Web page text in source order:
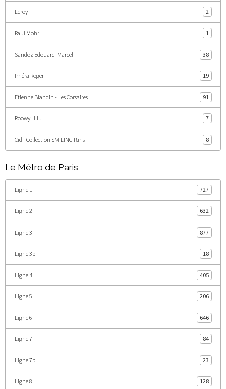
Leroy 2
Paul Mohr 1
Sandoz Edouard-Marcel 38
Irriéra Roger 19
Etienne Blandin - Les Corsaires 91
Roowy H.L. 7
Cid - Collection SMILING Paris 8
Le Métro de Paris
Ligne 1 727
Ligne 2 632
Ligne 3 877
Ligne 3b 18
Ligne 4 405
Ligne 5 206
Ligne 6 646
Ligne 7 84
Ligne 7b 23
Ligne 8 128